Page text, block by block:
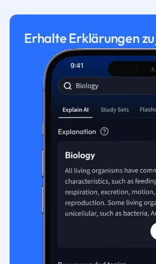
Erhalte Erklärungen